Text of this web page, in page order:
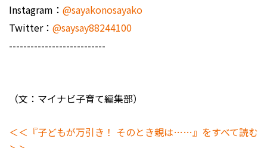
Instagram： @sayakonosayako
Twitter： @saysay88244100
---------------------------
（文：マイナビ子育て編集部）
＜＜『子どもが万引き！ そのとき親は……』をすべて読む